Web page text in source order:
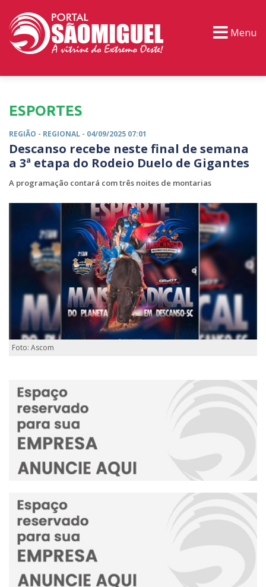
Menu
ESPORTES
REGIÃO - REGIONAL - 04/09/2025 07:01
Descanso recebe neste final de semana
a 3ª etapa do Rodeio Duelo de Gigantes
A programação contará com três noites de montarias
Foto: Ascom